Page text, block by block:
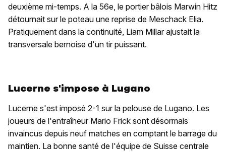
deuxième mi-temps. A la 56e, le portier bâlois Marwin Hitz
détournait sur le poteau une reprise de Meschack Elia.
Pratiquement dans la continuité, Liam Millar ajustait la
transversale bernoise d'un tir puissant.
Lucerne s'impose à Lugano
Lucerne s'est imposé 2-1 sur la pelouse de Lugano. Les
joueurs de l'entraîneur Mario Frick sont désormais
invaincus depuis neuf matches en comptant le barrage du
maintien. La bonne santé de l'équipe de Suisse centrale